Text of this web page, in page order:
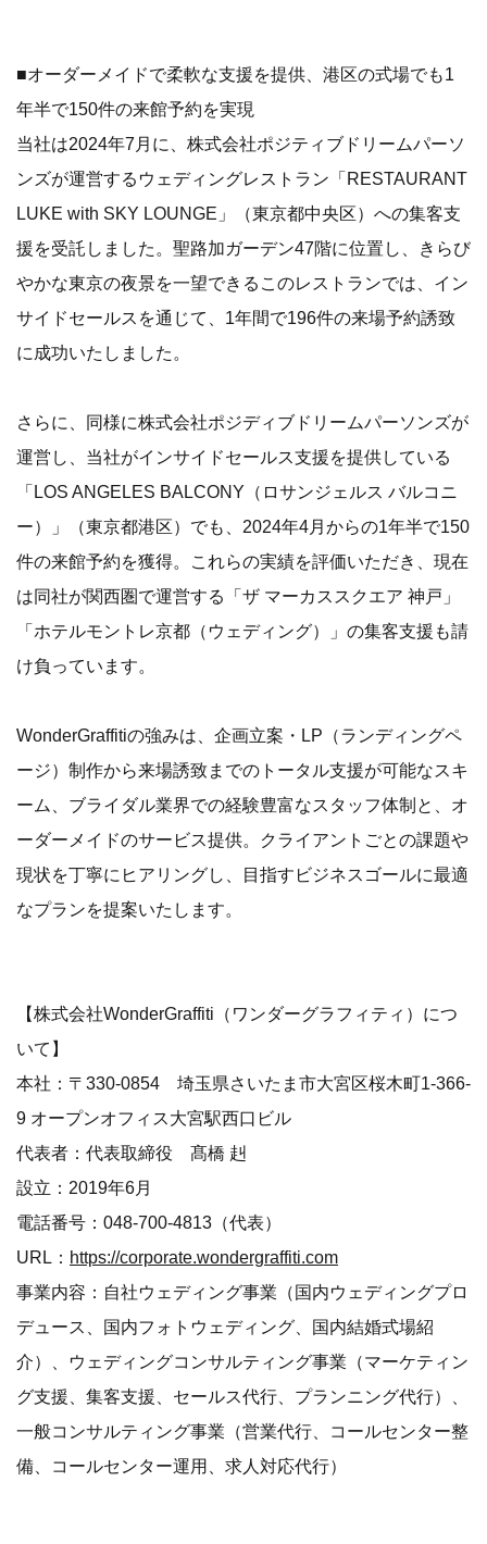
■オーダーメイドで柔軟な支援を提供、港区の式場でも1
年半で150件の来館予約を実現
当社は2024年7月に、株式会社ポジティブドリームパーソ
ンズが運営するウェディングレストラン「RESTAURANT
LUKE with SKY LOUNGE」（東京都中央区）への集客支
援を受託しました。聖路加ガーデン47階に位置し、きらび
やかな東京の夜景を一望できるこのレストランでは、イン
サイドセールスを通じて、1年間で196件の来場予約誘致
に成功いたしました。
さらに、同様に株式会社ポジディブドリームパーソンズが
運営し、当社がインサイドセールス支援を提供している
「LOS ANGELES BALCONY（ロサンジェルス バルコニ
ー）」（東京都港区）でも、2024年4月からの1年半で150
件の来館予約を獲得。これらの実績を評価いただき、現在
は同社が関西圏で運営する「ザ マーカススクエア 神戸」
「ホテルモントレ京都（ウェディング）」の集客支援も請
け負っています。
WonderGraffitiの強みは、企画立案・LP（ランディングペ
ージ）制作から来場誘致までのトータル支援が可能なスキ
ーム、ブライダル業界での経験豊富なスタッフ体制と、オ
ーダーメイドのサービス提供。クライアントごとの課題や
現状を丁寧にヒアリングし、目指すビジネスゴールに最適
なプランを提案いたします。
【株式会社WonderGraffiti（ワンダーグラフィティ）につ
いて】
本社：〒330-0854 埼玉県さいたま市大宮区桜木町1-366-
9 オープンオフィス大宮駅西口ビル
代表者：代表取締役 髙橋 赳
設立：2019年6月
電話番号：048-700-4813（代表）
URL： https://corporate.wondergraffiti.com
事業内容：自社ウェディング事業（国内ウェディングプロ
デュース、国内フォトウェディング、国内結婚式場紹
介）、ウェディングコンサルティング事業（マーケティン
グ支援、集客支援、セールス代行、プランニング代行）、
一般コンサルティング事業（営業代行、コールセンター整
備、コールセンター運用、求人対応代行）